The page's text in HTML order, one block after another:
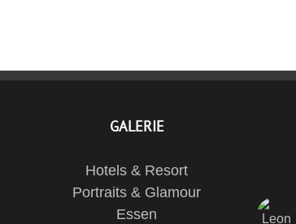
GALERIE
Hotels & Resort
Portraits & Glamour
Essen